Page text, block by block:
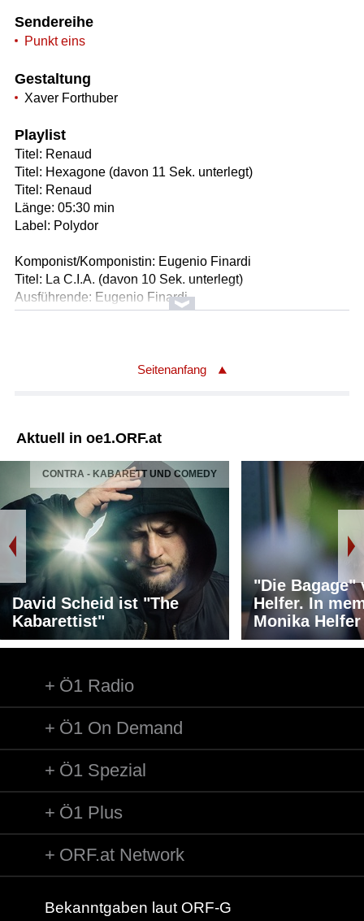
Sendereihe
Punkt eins
Gestaltung
Xaver Forthuber
Playlist
Titel: Renaud
Titel: Hexagone (davon 11 Sek. unterlegt)
Titel: Renaud
Länge: 05:30 min
Label: Polydor
Komponist/Komponistin: Eugenio Finardi
Titel: La C.I.A. (davon 10 Sek. unterlegt)
Ausführende: Eugenio Finardi
Länge: 03:55 min
Komponist/Komponistin: Boris Vian
Label: Polygram
Seitenanfang
Aktuell in oe1.ORF.at
CONTRA - KABARETT UND COMEDY
David Scheid ist "The
Kabarettist"
"Die Bagage"
Helfer. In
Monika Helfer
Ö1 Radio
Ö1 On Demand
Ö1 Spezial
Ö1 Plus
ORF.at Network
Bekanntgaben laut ORF-G